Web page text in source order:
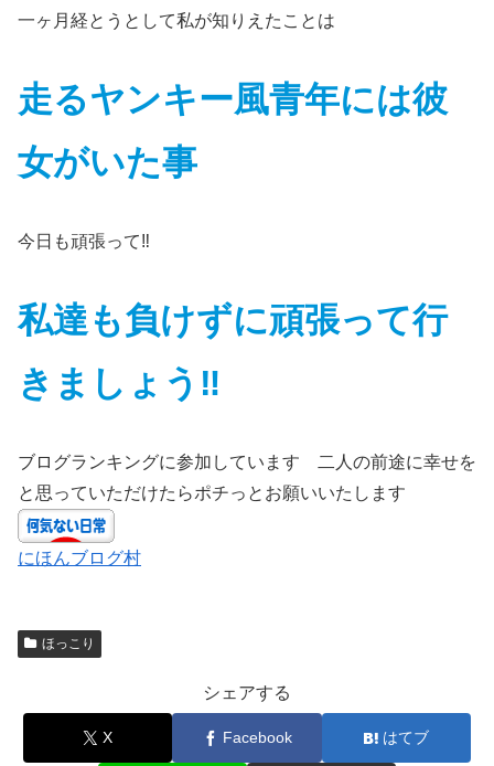
一ヶ月経とうとして私が知りえたことは
走るヤンキー風青年には彼
女がいた事
今日も頑張って‼
私達も負けずに頑張って行
きましょう‼
ブログランキングに参加しています 二人の前途に幸せを
と思っていただけたらポチっとお願いいたします
にほんブログ村
ほっこり
シェアする
X Facebook はてブ